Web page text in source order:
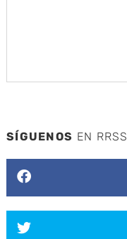
SÍGUENOS EN RRSS